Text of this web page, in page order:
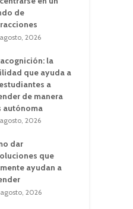
de
2026
la
que ayuda a
a
de manera
autónoma
2026
dar
que
ayudan a
2026